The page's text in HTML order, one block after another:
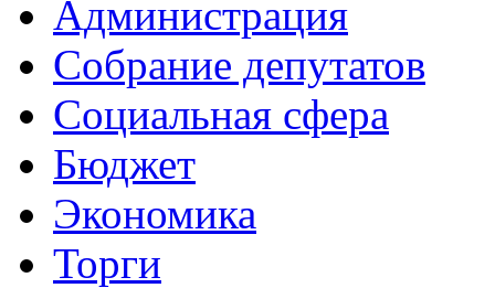
Администрация
Собрание депутатов
Социальная сфера
Бюджет
Экономика
Торги